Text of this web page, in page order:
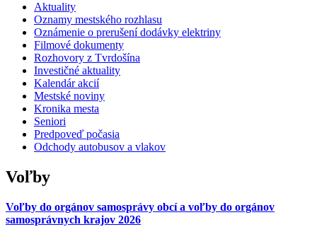
Aktuality
Oznamy mestského rozhlasu
Oznámenie o prerušení dodávky elektriny
Filmové dokumenty
Rozhovory z Tvrdošína
Investičné aktuality
Kalendár akcií
Mestské noviny
Kronika mesta
Seniori
Predpoveď počasia
Odchody autobusov a vlakov
Voľby
Voľby do orgánov samosprávy obcí a voľby do orgánov
samosprávnych krajov 2026